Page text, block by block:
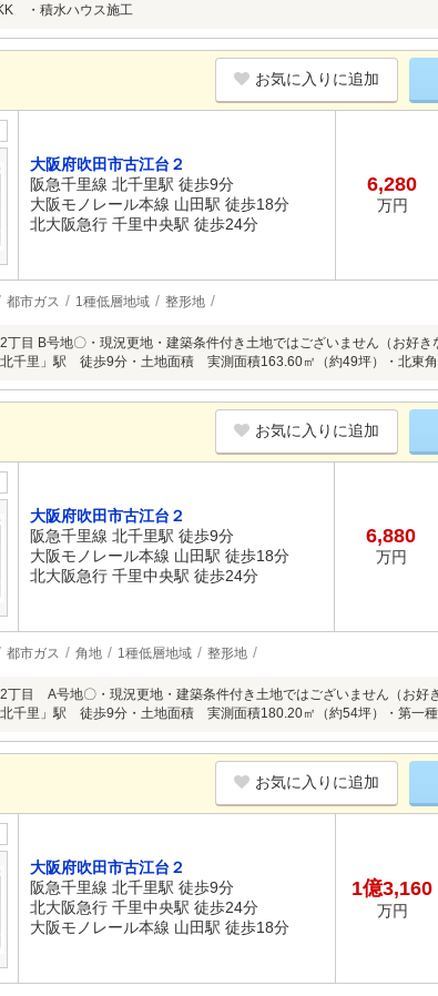
・積水ハウス施工
お気に入りに追加
大阪府吹田市古江台２
阪急千里線 北千里駅 徒歩9分
大阪モノレール本線 山田駅 徒歩18分
北大阪急行 千里中央駅 徒歩24分
6,280
万円
都市ガス 1種低層地域 整形地
丁目 B号地〇・現況更地・建築条件付き土地ではございません（お好
千里」駅 徒歩9分・土地面積 実測面積163.60㎡（約49坪）・北東角
お気に入りに追加
大阪府吹田市古江台２
阪急千里線 北千里駅 徒歩9分
大阪モノレール本線 山田駅 徒歩18分
北大阪急行 千里中央駅 徒歩24分
6,880
万円
都市ガス 角地 1種低層地域 整形地
丁目 A号地〇・現況更地・建築条件付き土地ではございません（お好
千里」駅 徒歩9分・土地面積 実測面積180.20㎡（約54坪）・第一種
お気に入りに追加
大阪府吹田市古江台２
阪急千里線 北千里駅 徒歩9分
北大阪急行 千里中央駅 徒歩24分
大阪モノレール本線 山田駅 徒歩18分
1億3,160
万円